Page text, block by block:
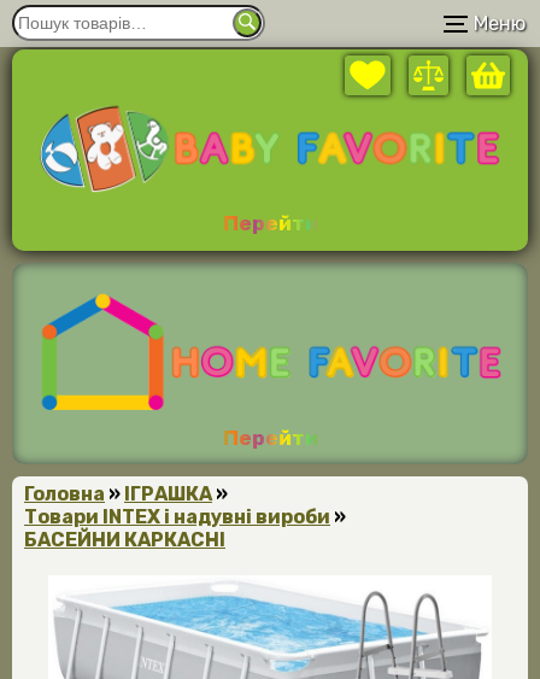
Меню
Перейти
Перейти
Головна » ІГРАШКА»
Товари INTEX і надувні вироби »
БАСЕЙНИ КАРКАСНІ